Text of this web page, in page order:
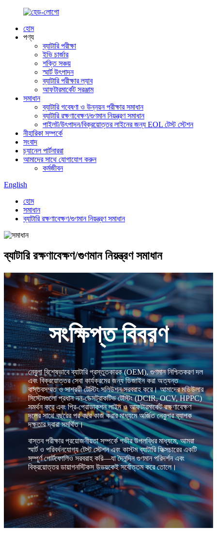
হোম
পণ্য
ব্যাটারি পরীক্ষা
ইভি চার্জার
শক্তি সঞ্চয়
স্মার্ট উৎপাদন
ব্যাটারি পরীক্ষার ল্যাব
আফটারমার্কেট সরঞ্জাম
সমাধান
ব্যাটারি গবেষণা ও উন্নয়ন পরীক্ষার সমাধান
ব্যাটারি রক্ষণাবেক্ষণ/গুণমান নিয়ন্ত্রণ সমাধান
পাইলট/উৎপাদন/বিক্রয়োত্তর লাইনের জন্য EOL টেস্ট স্টেশন
নীহারিকা সম্পর্কে
সংবাদ
চ্যানেল পার্টনাররা
আমাদের সাথে যোগাযোগ করুন
কর্মজীবন
English
হোম
সমাধান
ব্যাটারি রক্ষণাবেক্ষণ/গুণমান নিয়ন্ত্রণ সমাধান
ব্যাটারি রক্ষণাবেক্ষণ/গুণমান নিয়ন্ত্রণ সমাধান
সংক্ষিপ্ত বিবরণ
নেবুলা বিশেষভাবে ব্যাটারি প্রস্তুতকারক (OEM), গুণমান নিশ্চিতকরণ দল
এবং বিক্রয়োত্তর সেবা কার্যক্রমের জন্য ডিজাইন করা অত্যন্ত
বাস্তবসম্মত ও সাশ্রয়ী টেস্টিং সলিউশন সরবরাহ করে। আমাদের মডিউলার
সিস্টেমগুলো প্রধান নন-ডেসট্রাকটিভ টেস্টিং (DCIR, OCV, HPPC)
সমর্থন করে এবং প্রি-প্রোডাকশন লাইন ও আফটারমার্কেট রক্ষণাবেক্ষণ
দলের সাথে বছরের পর বছর কাজ করার মাধ্যমে অর্জিত নেবুলার ব্যাপক
দক্ষতার দ্বারা সমর্থিত।
বাস্তব পরীক্ষার প্রয়োজনীয়তা সম্পর্কে গভীর উপলব্ধির মাধ্যমে, আমরা
স্মার্ট ও পরিবর্ধনযোগ্য টেস্ট স্টেশন এবং কাস্টম ব্যাটারি ফিক্সচারের একটি
সম্পূর্ণ পোর্টফোলিও সরবরাহ করি—যা দৈনন্দিন গুণমান পরিদর্শন এবং
বিক্রয়োত্তর ডায়াগনস্টিকস উভয়কেই সর্বোত্তম করে তোলে।